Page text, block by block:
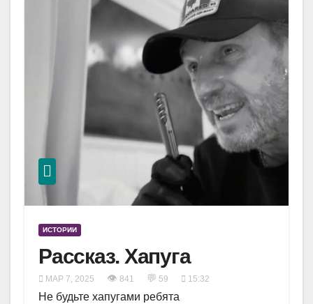
ИСТОРИИ
Рассказ. Хапуга
МАР 7, 2025 👁 841 💬 59 15:32
Не будьте хапугами ребята